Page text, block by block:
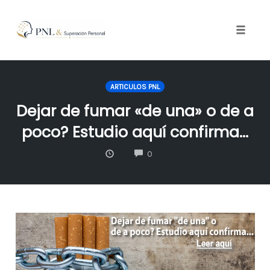
ARTICULOS PNL
Dejar de fumar «de una» o de a
poco? Estudio aquí confirma…
0COMMENTS